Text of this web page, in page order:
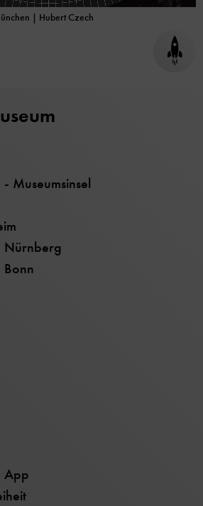
| Hubert Czech
Seite
Museumsinsel
Nürnberg
Bonn
App